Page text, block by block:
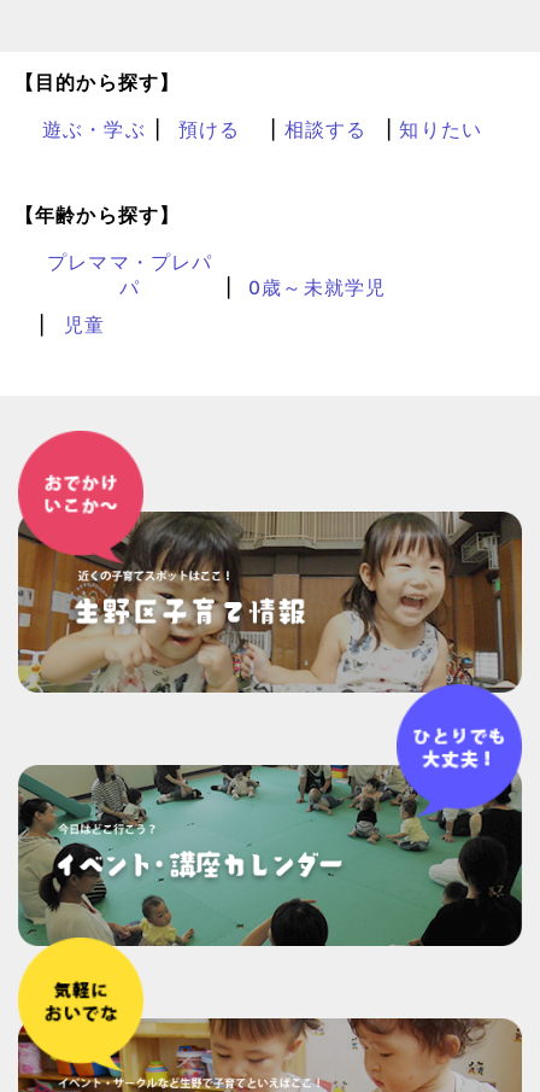
【目的から探す】
遊ぶ・学ぶ 預ける 相談する 知りたい
【年齢から探す】
プレママ・プレパ
パ
0歳～未就学児
児童